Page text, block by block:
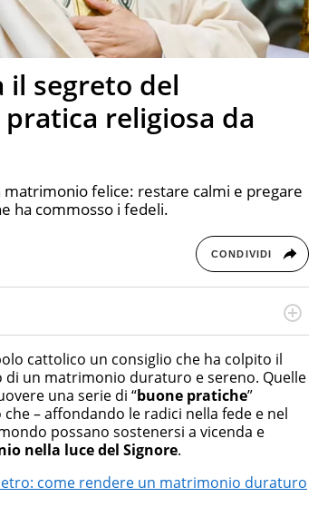
il segreto del
religiosa da
matrimonio felice: restare calmi e pregare
ha commosso i fedeli.
CONDIVIDI
e Google Digital Training su
digitali.
cattolico un consiglio che ha colpito il
un matrimonio duraturo e sereno. Quelle
una serie di “buone pratiche”
– affondando le radici nella fede e nel
possano sostenersi a vicenda e
nella luce del Signore.
come rendere un matrimonio duraturo